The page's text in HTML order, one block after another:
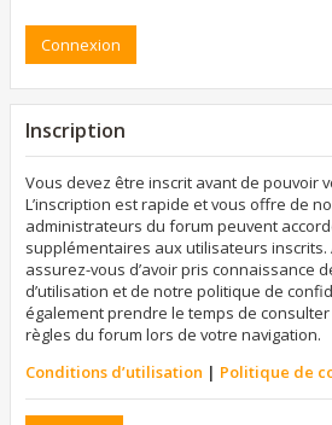
Inscription
Vous devez être inscrit avant de pouvoir
L’inscription est rapide et vous offre de
administrateurs du forum peuvent
supplémentaires aux utilisateurs inscrits.
assurez-vous d’avoir pris connaissance
d’utilisation et de notre politique de
également prendre le temps de
règles du forum lors de votre navigation.
Conditions d’utilisation | Politique de